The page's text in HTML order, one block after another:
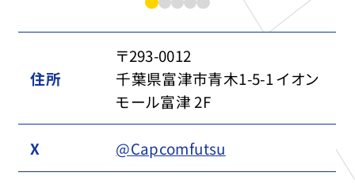
住所
〒293-0012
千葉県富津市青木1-5-1 イオン
モール富津 2F
X @Capcomfutsu